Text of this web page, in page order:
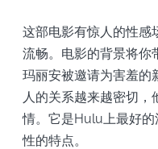
这部电影有惊人的性感
流畅。电影的背景将你
玛丽安被邀请为害羞的
人的关系越来越密切
情。它是Hulu上最好
性的特点。